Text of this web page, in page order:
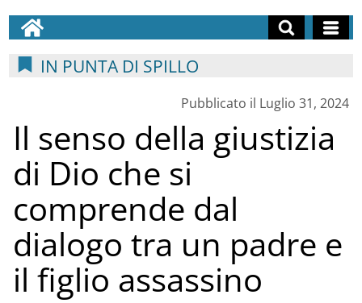
IN PUNTA DI SPILLO
Pubblicato il Luglio 31, 2024
Il senso della giustizia
di Dio che si
comprende dal
dialogo tra un padre e
il figlio assassino